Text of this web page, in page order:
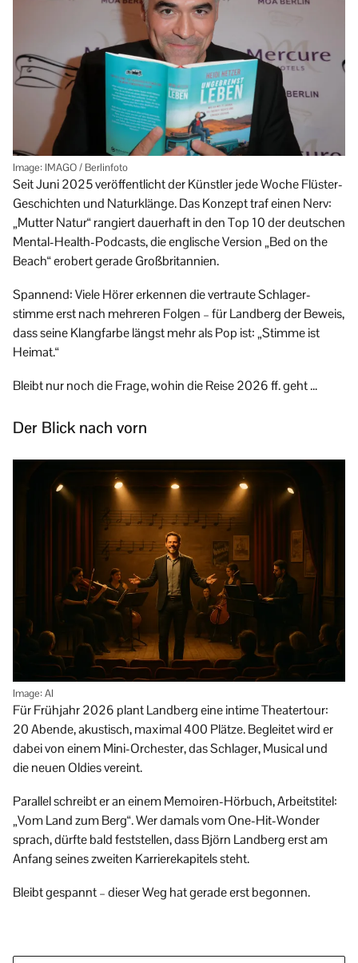
Image: IMAGO / Berlinfoto
Seit Juni 2025 veröffentlicht der Künstler jede Woche Flüster-
Geschichten und Natur­klänge. Das Konzept traf einen Nerv:
„Mutter Natur“ rangiert dauerhaft in den Top 10 der deutschen
Mental-Health-Podcasts, die englische Version „Bed on the
Beach“ erobert gerade Großbritannien.
Spannend: Viele Hörer erkennen die vertraute Schlager­
stimme erst nach mehreren Folgen – für Landberg der Beweis,
dass seine Klangfarbe längst mehr als Pop ist: „Stimme ist
Heimat.“
Bleibt nur noch die Frage, wohin die Reise 2026 ff. geht …
Der Blick nach vorn
Image: AI
Für Frühjahr 2026 plant Landberg eine intime Theater­tour:
20 Abende, akustisch, maximal 400 Plätze. Begleitet wird er
dabei von einem Mini-Orchester, das Schlager, Musical und
die neuen Oldies vereint.
Parallel schreibt er an einem Memoiren-Hörbuch, Arbeitstitel:
„Vom Land zum Berg“. Wer damals vom One-Hit-Wonder
sprach, dürfte bald feststellen, dass Björn Landberg erst am
Anfang seines zweiten Karriere­kapitels steht.
Bleibt gespannt – dieser Weg hat gerade erst begonnen.